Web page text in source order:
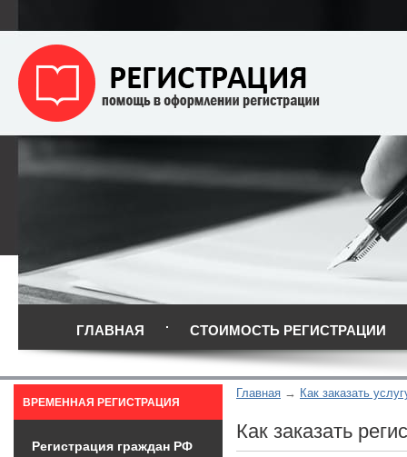
ГЛАВНАЯ СТОИМОСТЬ РЕГИСТРАЦИИ
Главная Как заказать
Как заказать
ВРЕМЕННАЯ РЕГИСТРАЦИЯ
Регистрация граждан РФ